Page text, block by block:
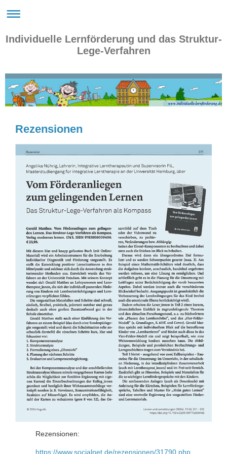
Individuelle Lernförderung und das Struktur-
Lege-Verfahren
www.individuelle-lernförderung.de
Rezensionen
Rezensionen:
https://www.socialnet.de/rezensionen/31790.php